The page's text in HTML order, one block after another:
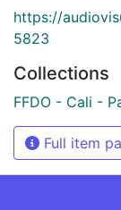
https://
5823
Collections
FFDO - Cali -
Full item